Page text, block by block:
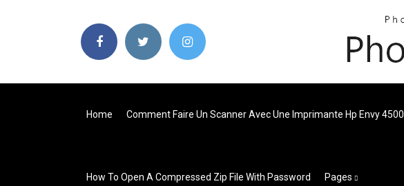
Home Comment Faire Un Scanner Avec Une Imprimante Hp Envy 4500
How To Open A Compressed Zip File With Password Pages